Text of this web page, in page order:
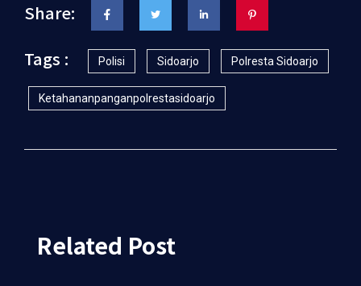
Share:
Tags :
Polisi Sidoarjo Polresta Sidoarjo
Ketahananpanganpolrestasidoarjo
Related Post